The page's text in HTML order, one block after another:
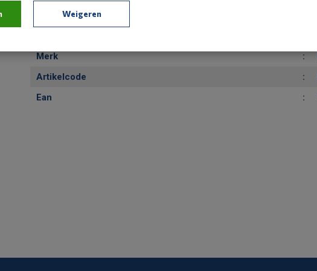
Sub Categorie
Merk
Artikelcode
Ean
Weigeren